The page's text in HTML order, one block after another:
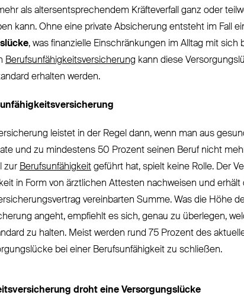
als altersentsprechendem Kräfteverfall ganz oder
kann. Ohne eine private Absicherung entsteht im Fall
, was finanzielle Einschränkungen im Alltag mit sich
Berufsunfähigkeitsversicherung kann diese
erhalten werden.
leistet in der Regel dann, wenn man aus
und zu mindestens 50 Prozent seinen Beruf nicht
zur Berufsunfähigkeitgeführt hat, spielt keine Rolle. Der
in Form von ärztlichen Attesten nachweisen und
vereinbarten Summe. Was die Höhe
angeht, empfiehlt es sich, genau zu überlegen,
zu halten. Meist werden rund 75 Prozent des
bei einer Berufsunfähigkeit zu schließen.
droht eine Versorgungslücke